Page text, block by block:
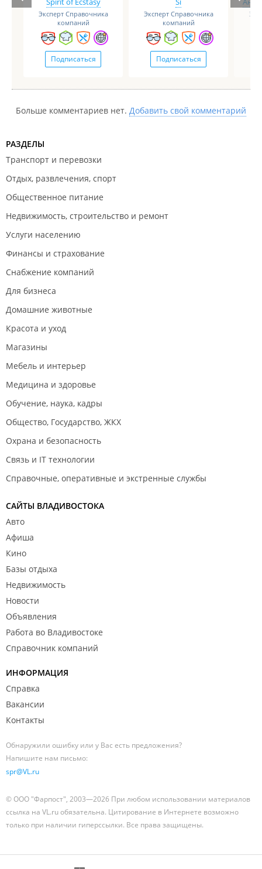
Эксперт Справочника
компаний
Подписаться
Эксперт Справочника
компаний
Подписаться
Больше комментариев нет. Добавить свой комментарий
РАЗДЕЛЫ
Транспорт и перевозки
Отдых, развлечения, спорт
Общественное питание
Недвижимость, строительство и ремонт
Услуги населению
Финансы и страхование
Снабжение компаний
Для бизнеса
Домашние животные
Красота и уход
Магазины
Мебель и интерьер
Медицина и здоровье
Обучение, наука, кадры
Общество, Государство, ЖКХ
Охрана и безопасность
Связь и IT технологии
Справочные, оперативные и экстренные службы
САЙТЫ ВЛАДИВОСТОКА
Авто
Афиша
Кино
Базы отдыха
Недвижимость
Новости
Объявления
Работа во Владивостоке
Справочник компаний
ИНФОРМАЦИЯ
Справка
Вакансии
Контакты
Обнаружили ошибку или у Вас есть предложения?
Напишите нам письмо:
spr@VL.ru
© ООО "Фарпост", 2003—2026 При любом использовании материалов
ссылка на VL.ru обязательна. Цитирование в Интернете возможно
только при наличии гиперссылки. Все права защищены.